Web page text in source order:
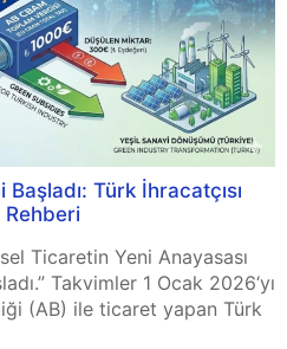
Türk İhracatçısı
Ticaretin Yeni Anayasası
Takvimler 1 Ocak 2026‘yı
(AB) ile ticaret yapan Türk